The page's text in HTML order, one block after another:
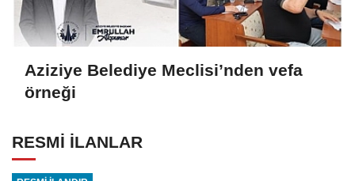
Aziziye Belediye Meclisi’nden vefa
örneği
RESMİ İLANLAR